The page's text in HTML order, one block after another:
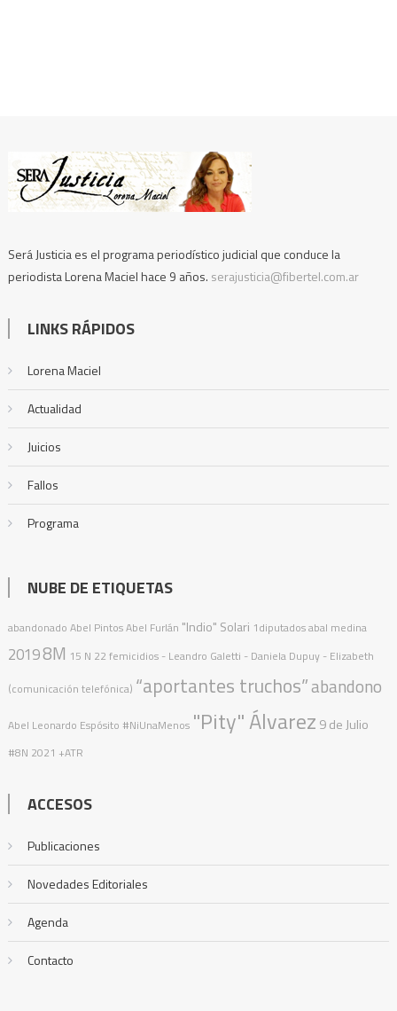
Será Justicia es el programa periodístico judicial que conduce la
periodista Lorena Maciel hace 9 años. serajusticia@fibertel.com.ar
LINKS RÁPIDOS
Lorena Maciel
Actualidad
Juicios
Fallos
Programa
NUBE DE ETIQUETAS
abandonado Abel PintosAbel Furlán "Indio" Solari 1diputadosabal medina
20198M 15 N 22 femicidios - Leandro Galetti - Daniela Dupuy - Elizabeth
(comunicación telefónica) “aportantes truchos”abandono
Abel Leonardo Espósito #NiUnaMenos "Pity" Álvarez 9 de Julio
#8N 2021 +ATR
ACCESOS
Publicaciones
Novedades Editoriales
Agenda
Contacto